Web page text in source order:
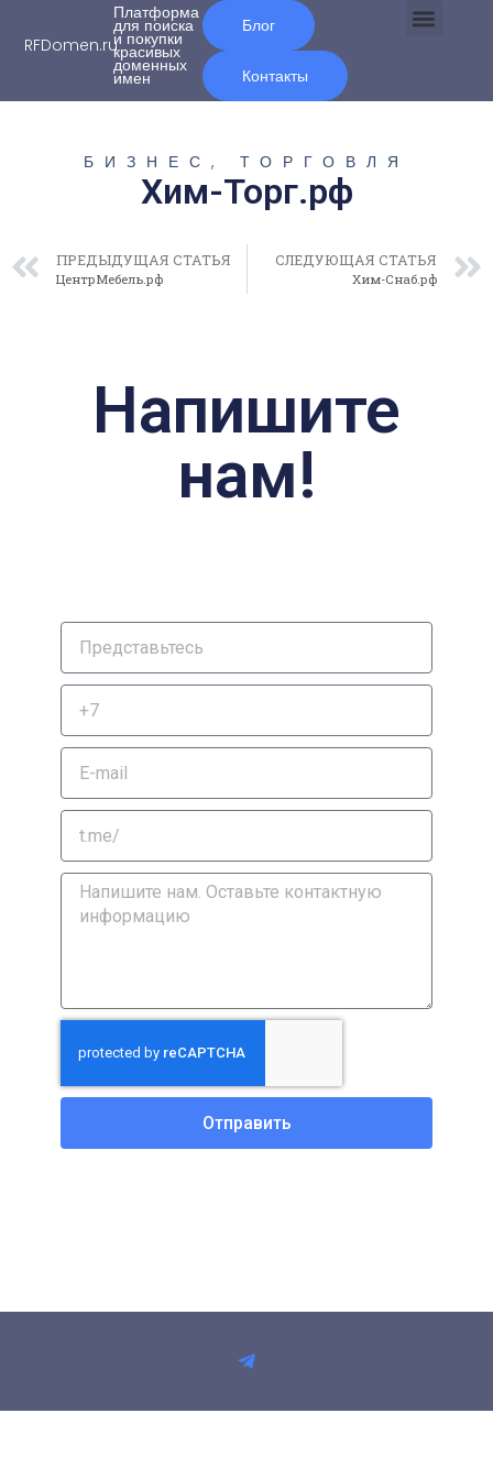
RFDomen.ru
Платформа
для поиска
и покупки
красивых
доменных
имен
Блог
Контакты
БИЗНЕС, ТОРГОВЛЯ
Хим-Торг.рф
ПРЕДЫДУЩАЯ СТАТЬЯ
ЦентрМебель.рф
СЛЕДУЮЩАЯ СТАТЬЯ
Хим-Снаб.рф
Напишите
нам!
Отправить